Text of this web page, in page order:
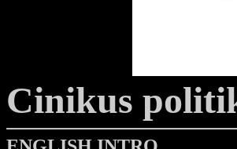
Cinikus